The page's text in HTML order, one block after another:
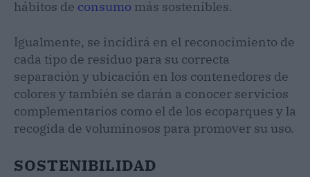
hábitos de consumo más sostenibles.
Igualmente, se incidirá en el reconocimiento de
cada tipo de residuo para su correcta
separación y ubicación en los contenedores de
colores y también se darán a conocer servicios
complementarios como el de los ecoparques y la
recogida de voluminosos para promover su uso.
SOSTENIBILIDAD